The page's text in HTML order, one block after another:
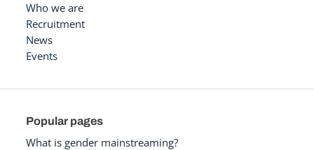
Who we are
Recruitment
News
Events
Popular pages
What is gender mainstreaming?